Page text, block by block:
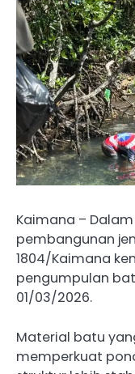
Kaimana –
pembangunan
1804/Kaimana
pengumpulan
01/03/2026.
Material batu
memperkuat